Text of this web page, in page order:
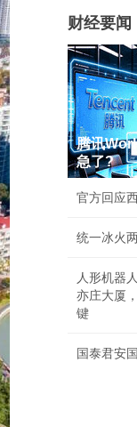
财经要闻
腾讯
急了?
官方回应
统一冰火
人形机器
亦庄大厦
键
国泰君安